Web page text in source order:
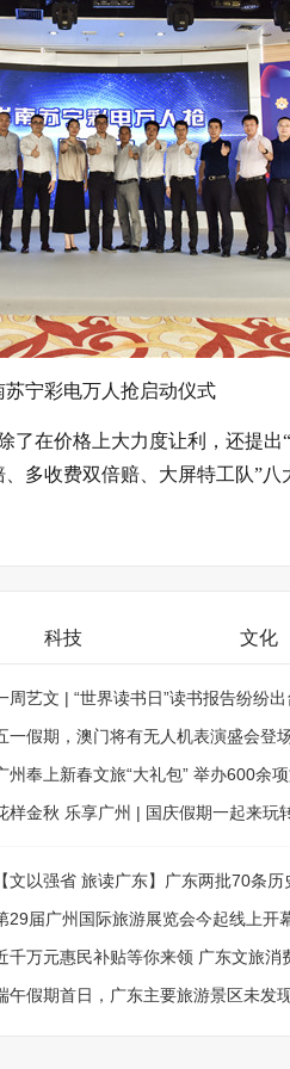
苏宁彩电万人抢启动仪式
在价格上大力度让利，还提出
多收费双倍赔、大屏特工队”
科技 文化
周艺文 | “世界读书日”读书报告纷纷
” 2022-04-26
一假期，澳门将有无人机表演盛会登
州奉上新春文旅“大礼包” 举办600余
样金秋 乐享广州 | 国庆假期一起来玩
文以强省 旅读广东】广东两批70条
目的地 2021-08-13
29届广州国际旅游展览会今起线上开
千万元惠民补贴等你来领 广东文旅消
午假期首日，广东主要旅游景区未发